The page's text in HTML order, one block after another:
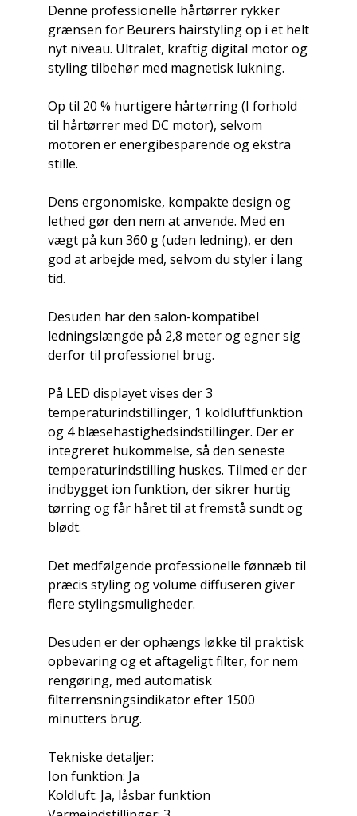
Denne professionelle hårtørrer rykker
grænsen for Beurers hairstyling op i et helt
nyt niveau. Ultralet, kraftig digital motor og
styling tilbehør med magnetisk lukning.
Op til 20 % hurtigere hårtørring (I forhold
til hårtørrer med DC motor), selvom
motoren er energibesparende og ekstra
stille.
Dens ergonomiske, kompakte design og
lethed gør den nem at anvende. Med en
vægt på kun 360 g (uden ledning), er den
god at arbejde med, selvom du styler i lang
tid.
Desuden har den salon-kompatibel
ledningslængde på 2,8 meter og egner sig
derfor til professionel brug.
På LED displayet vises der 3
temperaturindstillinger, 1 koldluftfunktion
og 4 blæsehastighedsindstillinger. Der er
integreret hukommelse, så den seneste
temperaturindstilling huskes. Tilmed er der
indbygget ion funktion, der sikrer hurtig
tørring og får håret til at fremstå sundt og
blødt.
Det medfølgende professionelle fønnæb til
præcis styling og volume diffuseren giver
flere stylingsmuligheder.
Desuden er der ophængs løkke til praktisk
opbevaring og et aftageligt filter, for nem
rengøring, med automatisk
filterrensningsindikator efter 1500
minutters brug.
Tekniske detaljer:
Ion funktion: Ja
Koldluft: Ja, låsbar funktion